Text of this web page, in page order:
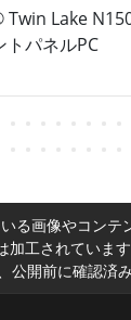
Lake
トパネルPC
る画像やコンテ
加工されていま
公開前に確認済み